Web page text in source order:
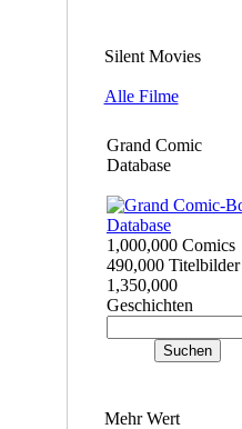
Silent Movies
Alle Filme
Grand Comic
Database
1,000,000 Comics
490,000 Titelbilder
1,350,000
Geschichten
Mehr Wert